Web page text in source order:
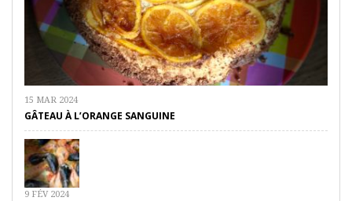
15 MAR 2024
GÂTEAU À L’ORANGE SANGUINE
9 FÉV 2024